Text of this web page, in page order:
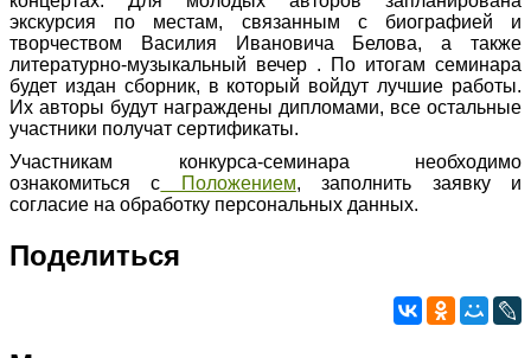
экскурсия по местам, связанным с биографией и
творчеством Василия Ивановича Белова, а также
литературно-музыкальный вечер . По итогам семинара
будет издан сборник, в который войдут лучшие работы.
Их авторы будут награждены дипломами, все остальные
участники получат сертификаты.
Участникам конкурса-семинара необходимо
ознакомиться с Положением, заполнить заявку и
согласие на обработку персональных данных.
Поделиться